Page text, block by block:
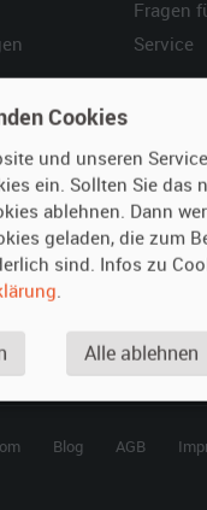
Fragen
Service
Häufige
So
Kontakt
–
Blog AGB
Cookies
und unseren
ein. Sollten Sie das
ablehnen. Dann
geladen, die zum
sind. Infos zu
.
Alle ablehnen